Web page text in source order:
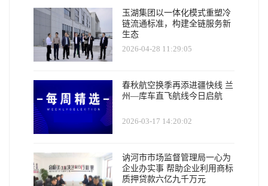
玉湖集团以一体化模式重塑冷
链流通标准，构建全链服务新
生态
2026-04-28 11:29:05
春秋航空换季再添进疆快线 兰
州—库车直飞航线今日启航
2026-03-17 14:20:02
讷河市市场监督管理局一心为
企业办实事 帮助企业利用商标
质押贷款六亿九千万元